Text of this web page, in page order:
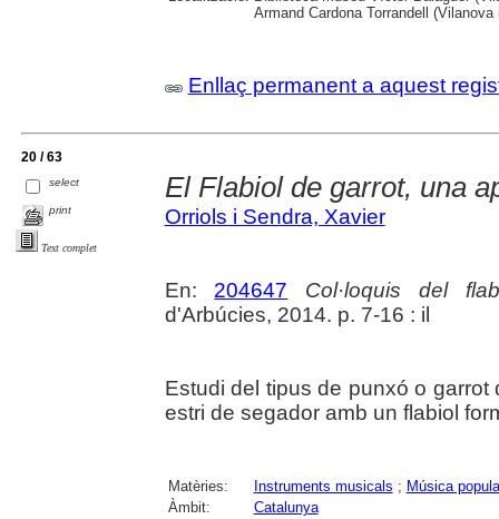
Armand Cardona Torrandell (Vilanova
Enllaç permanent a aquest
20 / 63
select
print
Text complet
El Flabiol de garrot, una
Orriols i Sendra, Xavier
En: 204647
Col·loquis del
d'Arbúcies, 2014. p. 7-16 : il
Estudi del tipus de punxó o
estri de segador amb un flabiol
Matèries: Instruments musicals ; Música
Àmbit:
Catalunya